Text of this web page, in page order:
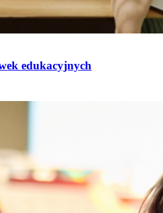
edukacyjnych